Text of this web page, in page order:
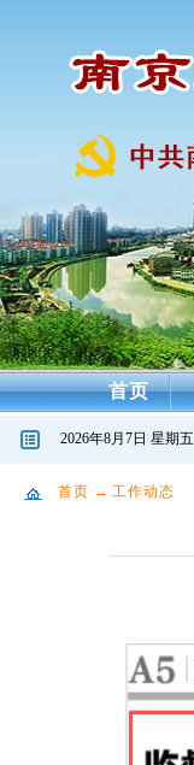
首页
2026年8月7日 星期五
首页 → 工作动态